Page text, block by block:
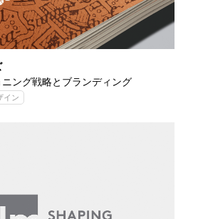
ング戦略とブランディング
イン